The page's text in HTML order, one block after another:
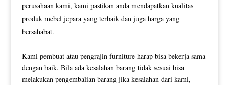
perusahaan kami, kami pastikan anda mendapatkan kualitas
produk mebel jepara yang terbaik dan juga harga yang
bersahabat.
Kami pembuat atau pengrajin furniture harap bisa bekerja sama
dengan baik. Bila ada kesalahan barang tidak sesuai bisa
melakukan pengembalian barang jika kesalahan dari kami,